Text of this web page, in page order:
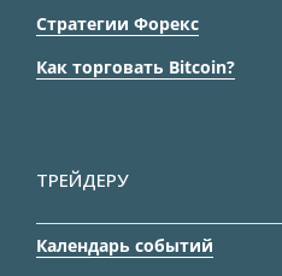
Стратегии Форекс
Как торговать Bitcoin?
ТРЕЙДЕРУ
Календарь событий